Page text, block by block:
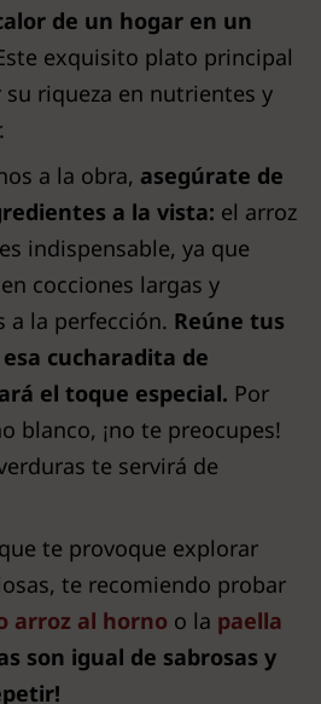
de un hogar en un
exquisito plato principal
riqueza en nutrientes y
a la obra, asegúrate de
a la vista: el arroz
indispensable, ya que
cocciones largas y
a la perfección. Reúne tus
cucharadita de
el toque especial. Por
blanco, ¡no te preocupes!
te servirá de
te provoque explorar
te recomiendo probar
arroz al horno o la paella
son igual de sabrosas y